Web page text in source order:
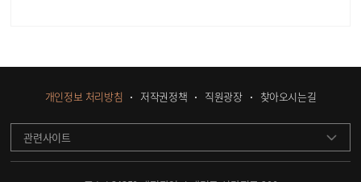
개인정보 처리방침 저작권정책 직원광장 찾아오시는길
관련사이트